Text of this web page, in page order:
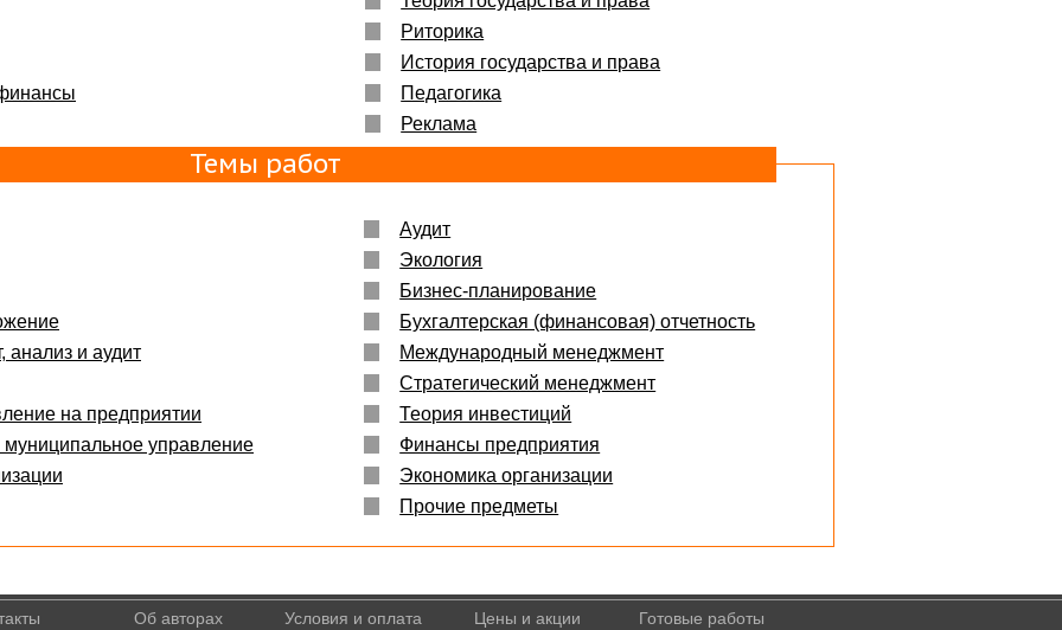
Риторика
История государства и права
Педагогика
Реклама
Темы работ
анализ и аудит
на предприятии
муниципальное управление
Аудит
Экология
Бизнес-планирование
Бухгалтерская (финансовая) отчетность
Международный менеджмент
Стратегический менеджмент
Теория инвестиций
Финансы предприятия
Экономика организации
Прочие предметы
Об авторах Условия и оплата Цены и акции Готовые работы